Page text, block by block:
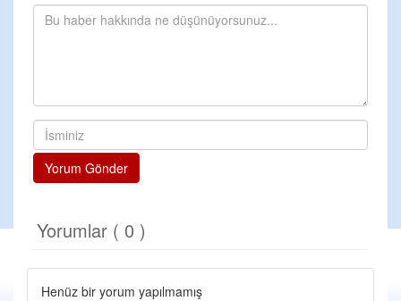
Yorum Gönder
Yorumlar ( 0 )
Henüz bir yorum yapılmamış